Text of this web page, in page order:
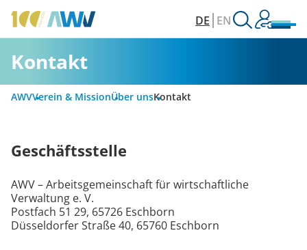
DE EN
Kontakt
AWVVerein & MissionÜber unsKontakt
Geschäftsstelle
AWV – Arbeitsgemeinschaft für wirtschaftliche
Verwaltung e. V.
Postfach 51 29, 65726 Eschborn
Düsseldorfer Straße 40, 65760 Eschborn